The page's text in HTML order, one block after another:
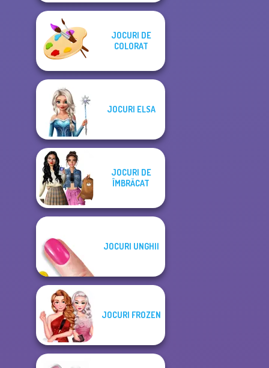
JOCURI DE
COLORAT
JOCURI ELSA
JOCURI DE
ÎMBRĂCAT
JOCURI UNGHII
JOCURI FROZEN